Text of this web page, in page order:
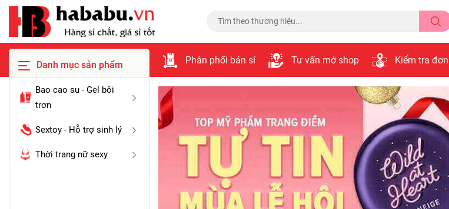
Danh mục sản phẩm Phân phối bán sỉ Tư vấn mở shop Kiểm tra
Bao cao su - Gel bôi
trơn
Sextoy - Hỗ trợ sinh lý
Thời trang nữ sexy